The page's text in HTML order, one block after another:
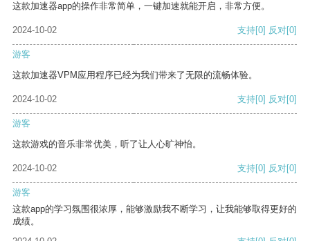
这款加速器app的操作非常简单，一键加速就能开启，非常方便。
2024-10-02 支持[0] 反对[0]
游客
这款加速器VPM应用程序已经为我们带来了无限的流畅体验。
2024-10-02 支持[0] 反对[0]
游客
这款游戏的音乐非常优美，听了让人心旷神怡。
2024-10-02 支持[0] 反对[0]
游客
这款app的学习氛围很浓厚，能够激励我不断学习，让我能够取得更好的
成绩。